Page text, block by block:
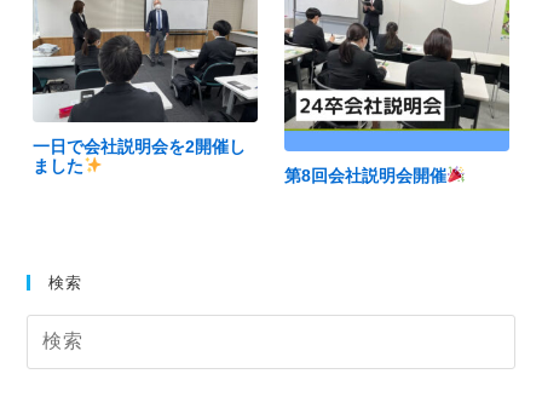
一日で会社説明会を2開催し
ました
第8回会社説明会開催
検索